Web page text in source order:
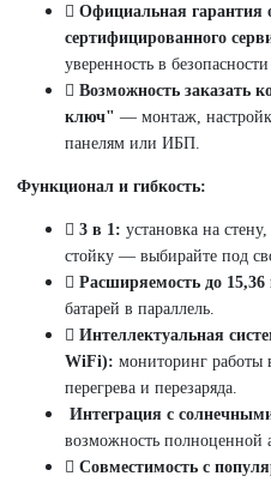
Официальная гарантия
сертифицированного
уверенность в
Возможность заказать
ключ" — монтаж,
панелям или ИБП.
Функционал и гибкость:
3 в 1: установка на
стойку — выбирайте под
Расширяемость до 15,36
батарей в параллель.
Интеллектуальная
WiFi): мониторинг работы
перегрева и перезаряда.
Интеграция с
возможность полноценной
Совместимость с